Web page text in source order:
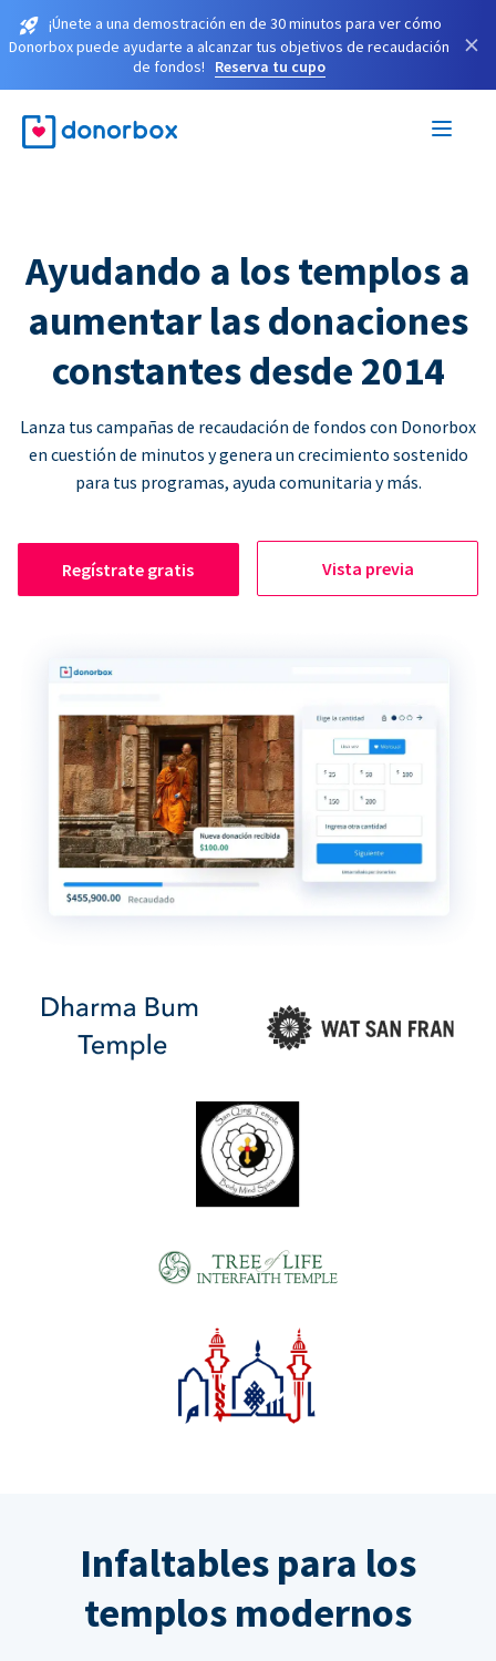
¡Únete a una demostración en de 30 minutos para ver cómo
Donorbox puede ayudarte a alcanzar tus objetivos de recaudación
de fondos!
Reserva tu cupo
×
Ayudando a los templos a
aumentar las donaciones
constantes desde 2014
Lanza tus campañas de recaudación de fondos con Donorbox
en cuestión de minutos y genera un crecimiento sostenido
para tus programas, ayuda comunitaria y más.
Regístrate gratis Vista previa
Infaltables para los
templos modernos